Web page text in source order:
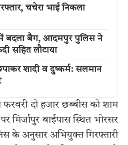
चचेरा भाई निकला
बदला बैग, आदमपुर पुलिस ने
सहित लौटाया
शादी व दुष्कर्म: सलमान
फरवरी दो हजार छब्बीस को शाम
मिर्जापुर बाईपास स्थित भोरसर
के अनुसार अभियुक्त गिरफ्तारी